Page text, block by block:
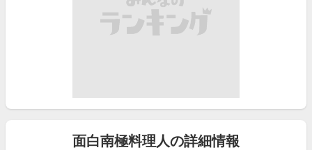
面白南極料理人の詳細情報